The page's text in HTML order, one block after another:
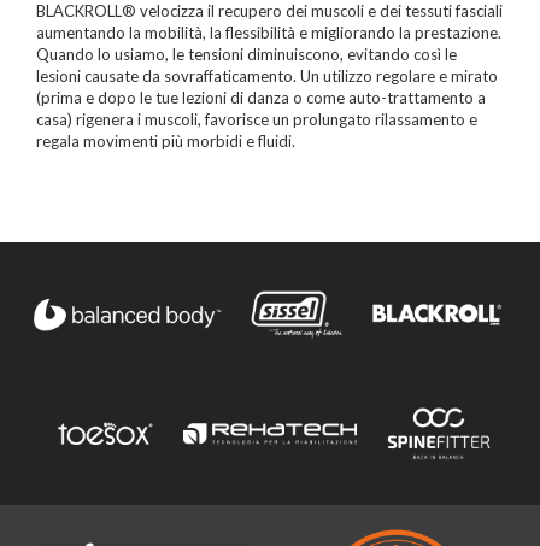
BLACKROLL® velocizza il recupero dei muscoli e dei tessuti fasciali
aumentando la mobilità, la flessibilità e migliorando la prestazione.
Quando lo usiamo, le tensioni diminuiscono, evitando così le
lesioni causate da sovraffaticamento. Un utilizzo regolare e mirato
(prima e dopo le tue lezioni di danza o come auto-trattamento a
casa) rigenera i muscoli, favorisce un prolungato rilassamento e
regala movimenti più morbidi e fluidi.